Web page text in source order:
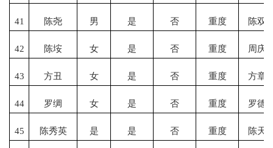
41 陈尧 男 是 否 重度 陈双
42 陈垵 女 是 否 重度 周庆
43 方丑 女 是 否 重度 方章
44 罗绸 女 是 否 重度 罗德
45 陈秀英 是 是 否 重度 陈天